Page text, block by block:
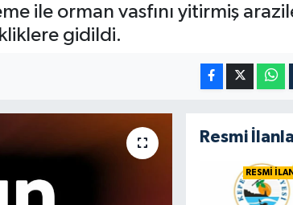
ile orman vasfını yitirmiş
gidildi.
Resmi
RESMİ